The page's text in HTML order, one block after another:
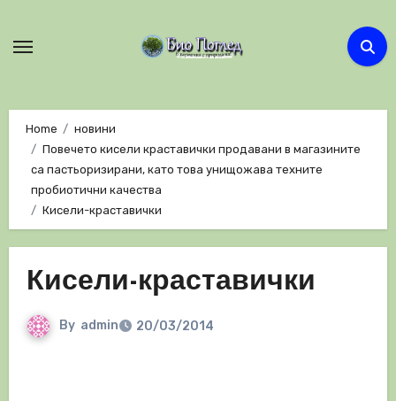
Home
новини
Повечето кисели краставички продавани в магазините
са пастьоризирани, като това унищожава техните
пробиотични качества
Кисели-краставички
Кисели-краставички
By admin 20/03/2014